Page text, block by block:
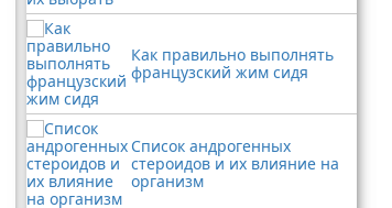
Как правильно выполнять
французский жим сидя
Список андрогенных
стероидов и их влияние на
организм